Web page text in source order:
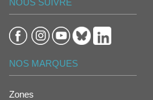
NOS MARQUES
Zones